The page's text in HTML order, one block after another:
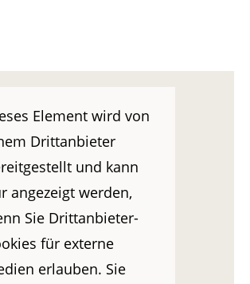
Element wird von
Drittanbieter
und kann
angezeigt werden,
Sie Drittanbieter-
für externe
erlauben. Sie